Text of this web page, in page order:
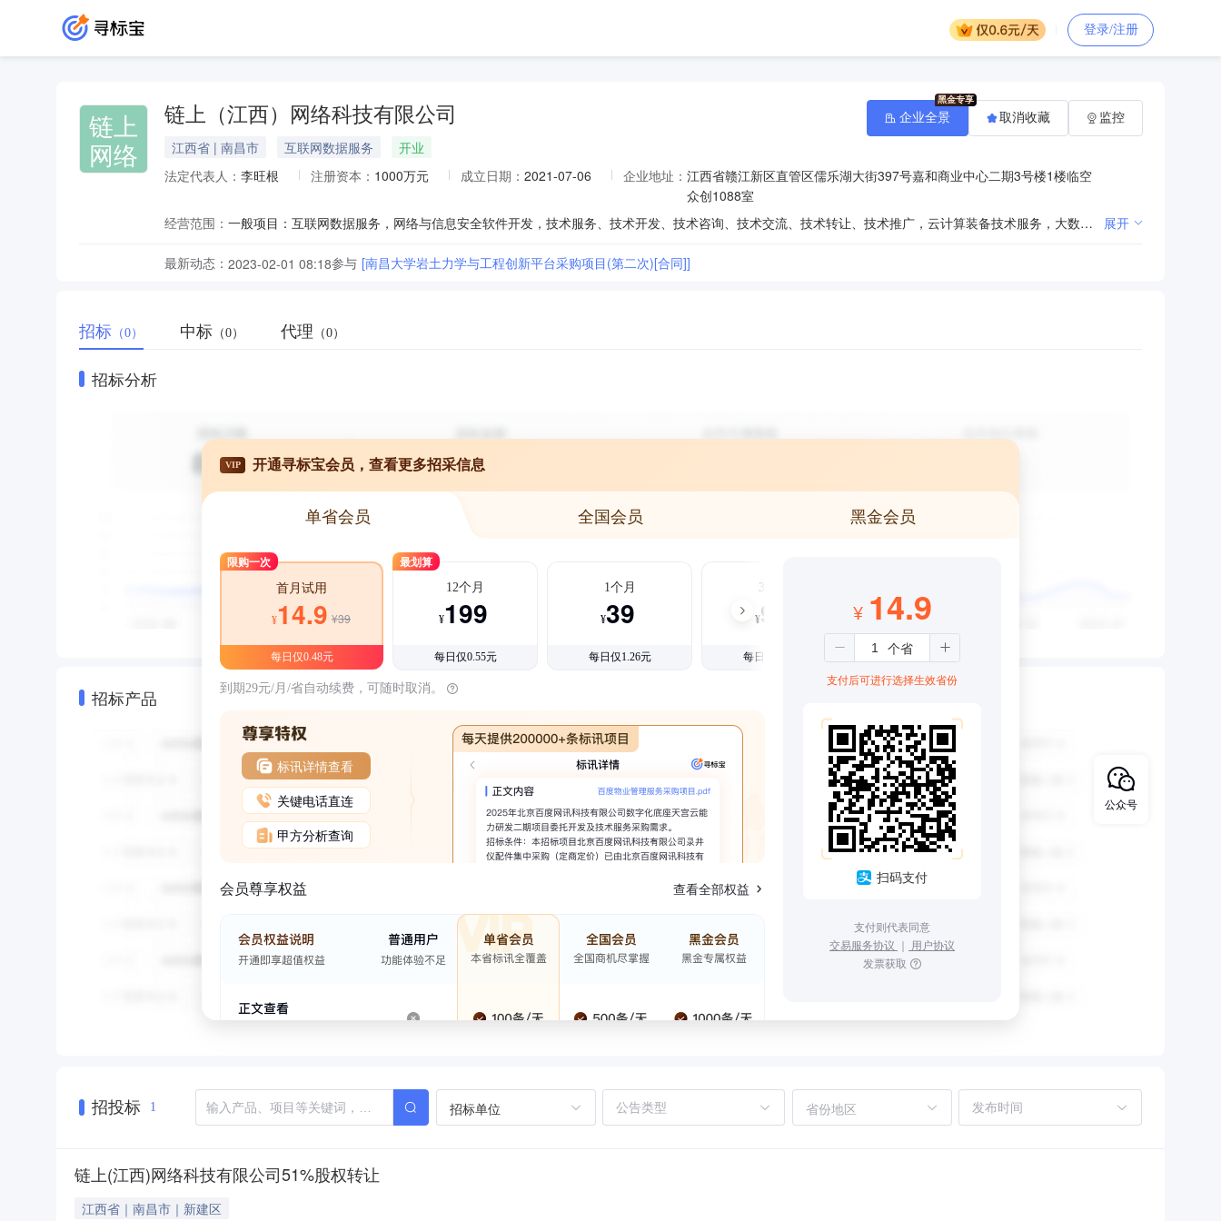
登录/注册
链上
网络
链上（江西）网络科技有限公司
江西省 | 南昌市 互联网数据服务
开业
法定代表人： 李旺根 注册资本： 1000万元 成立日期： 2021-07-06 企业地址： 江西省赣江新区直管区儒乐湖大街397号嘉和商业中心二期3号楼1楼临空
众创1088室
经营范围：
一般项目：互联网数据服务，网络与信息安全软件开发，技术服务、技术开发、技术咨询、技术交流、技术转让、技术推广，云计算装备技术服务，大数据服务，软件开发，人工智能应用软件开发，区块链技术相关软件和服务，物联网技术研发，物联网技术服务，信息技术咨询服务，信息系统集成服务，信息系统运行维护服务，网络技术服务，互联网安全服务，广告制作，广告设计、代理，信息安全设备销售，云计算设备销售，互联网设备销售，网络设备销售，移动通信设备销售，移动终端设备销售，通信设备销售，软件销售，电子产品销售，计算机软硬件及辅助设备批发（除许可业务外，可自主依法经营法律法规非禁止或限制的项目） 展开
最新动态： 2023-02-01 08:18参与 [南昌大学岩土力学与工程创新平台采购项目(第二次)[合同]]
企业全景 取消收藏 监控
招标 （0） 中标 （0） 代理 （0）
招标分析
招标产品
VIP 开通寻标宝会员，查看更多招采信息
单省会员 全国会员 黑金会员
限购一次
首月试用
¥14.9 ¥39
每日仅0.48元
最划算
12个月
¥199
每日仅0.55元
1个月
¥39
每日仅1.26元
3个月
¥99
每日仅1.08元
到期29元/月/省自动续费，可随时取消。
标讯详情查看
关键电话直连
甲方分析查询
会员尊享权益 查看全部权益
¥ 14.9
支付后可进行选择生效省份
扫码支付
支付则代表同意
交易服务协议 ｜ 用户协议
发票获取
招投标 1 招标单位 省份地区
链上(江西)网络科技有限公司51%股权转让
江西省｜南昌市｜新建区
公众号